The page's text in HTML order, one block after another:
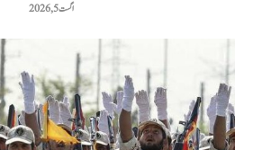
اگست 5, 2026